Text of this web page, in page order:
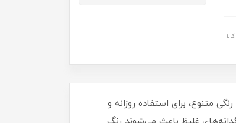
شیک و درخشان خواهد بود. این لاک با حجم 16 میلی‌ لیتر و طیف رنگی متنوع، برای استفاده روزانه و